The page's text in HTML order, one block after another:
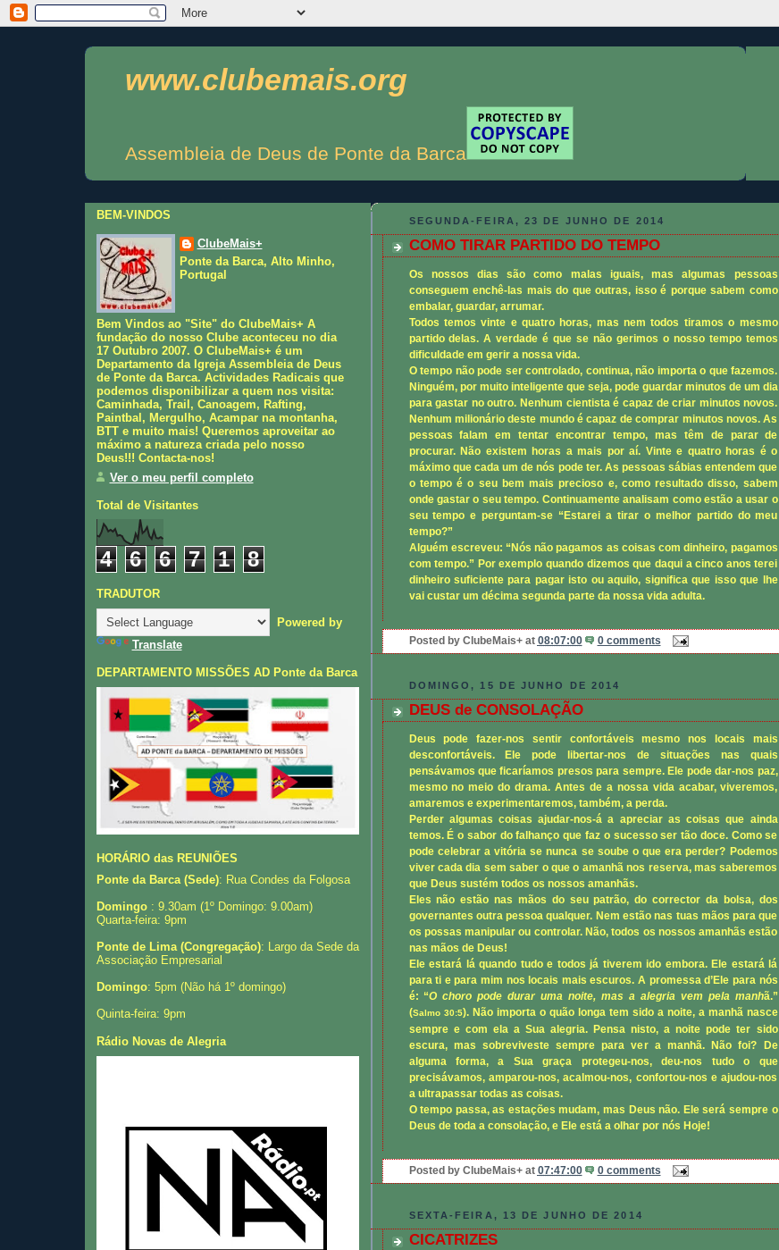
www.clubemais.org
Assembleia de Deus de Ponte da Barca
BEM-VINDOS
ClubeMais+
Ponte da Barca, Alto Minho,
Portugal
Bem Vindos ao "Site" do ClubeMais+ A
fundação do nosso Clube aconteceu no dia
17 Outubro 2007. O ClubeMais+ é um
Departamento da Igreja Assembleia de Deus
de Ponte da Barca. Actividades Radicais que
podemos disponibilizar a quem nos visita:
Caminhada, Trail, Canoagem, Rafting,
Paintbal, Mergulho, Acampar na montanha,
BTT e muito mais! Queremos aproveitar ao
máximo a natureza criada pelo nosso
Deus!!! Contacta-nos!
Ver o meu perfil completo
Total de Visitantes
4 6 6 7 1 8
TRADUTOR
Powered by
Translate
DEPARTAMENTO MISSÕES AD Ponte da Barca
HORÁRIO das REUNIÕES
Ponte da Barca (Sede): Rua Condes da Folgosa
Domingo: 9.30am (1º Domingo: 9.00am)
Quarta-feira: 9pm
Ponte de Lima (Congregação): Largo da Sede da
Associação Empresarial
Domingo: 5pm (Não há 1º domingo)
Quinta-feira: 9pm
Rádio Novas de Alegria
SEGUNDA-FEIRA, 23 DE JUNHO DE 2014
COMO TIRAR PARTIDO DO TEMPO
Os nossos dias são como malas iguais, mas algumas pessoas
conseguem enchê-las mais do que outras, isso é porque sabem como
embalar, guardar, arrumar.
Todos temos vinte e quatro horas, mas nem todos tiramos o mesmo
partido delas. A verdade é que se não gerimos o nosso tempo temos
dificuldade em gerir a nossa vida.
O tempo não pode ser controlado, continua, não importa o que fazemos.
Ninguém, por muito inteligente que seja, pode guardar minutos de um dia
para gastar no outro. Nenhum cientista é capaz de criar minutos novos.
Nenhum milionário deste mundo é capaz de comprar minutos novos. As
pessoas falam em tentar encontrar tempo, mas têm de parar de
procurar. Não existem horas a mais por aí. Vinte e quatro horas é o
máximo que cada um de nós pode ter. As pessoas sábias entendem que
o tempo é o seu bem mais precioso e, como resultado disso, sabem
onde gastar o seu tempo. Continuamente analisam como estão a usar o
seu tempo e perguntam-se “Estarei a tirar o melhor partido do meu
tempo?”
Alguém escreveu: “Nós não pagamos as coisas com dinheiro, pagamos
com tempo.” Por exemplo quando dizemos que daqui a cinco anos terei
dinheiro suficiente para pagar isto ou aquilo, significa que isso que lhe
vai custar um décima segunda parte da nossa vida adulta.
Posted by ClubeMais+ at 08:07:00 0 comments
DOMINGO, 15 DE JUNHO DE 2014
DEUS de CONSOLAÇÃO
Deus pode fazer-nos sentir confortáveis mesmo nos locais mais
desconfortáveis. Ele pode libertar-nos de situações nas quais
pensávamos que ficaríamos presos para sempre. Ele pode dar-nos paz,
mesmo no meio do drama. Antes de a nossa vida acabar, viveremos,
amaremos e experimentaremos, também, a perda.
Perder algumas coisas ajudar-nos-á a apreciar as coisas que ainda
temos. É o sabor do falhanço que faz o sucesso ser tão doce. Como se
pode celebrar a vitória se nunca se soube o que era perder? Podemos
viver cada dia sem saber o que o amanhã nos reserva, mas saberemos
que Deus sustém todos os nossos amanhãs.
Eles não estão nas mãos do seu patrão, do corrector da bolsa, dos
governantes outra pessoa qualquer. Nem estão nas tuas mãos para que
os possas manipular ou controlar. Não, todos os nossos amanhãs estão
nas mãos de Deus!
Ele estará lá quando tudo e todos já tiverem ido embora. Ele estará lá
para ti e para mim nos locais mais escuros. A promessa d’Ele para nós
é: “O choro pode durar uma noite, mas a alegria vem pela manhã.”
(Salmo 30:5). Não importa o quão longa tem sido a noite, a manhã nasce
sempre e com ela a Sua alegria. Pensa nisto, a noite pode ter sido
escura, mas sobreviveste sempre para ver a manhã. Não foi? De
alguma forma, a Sua graça protegeu-nos, deu-nos tudo o que
precisávamos, amparou-nos, acalmou-nos, confortou-nos e ajudou-nos
a ultrapassar todas as coisas.
O tempo passa, as estações mudam, mas Deus não. Ele será sempre o
Deus de toda a consolação, e Ele está a olhar por nós Hoje!
Posted by ClubeMais+ at 07:47:00 0 comments
SEXTA-FEIRA, 13 DE JUNHO DE 2014
CICATRIZES